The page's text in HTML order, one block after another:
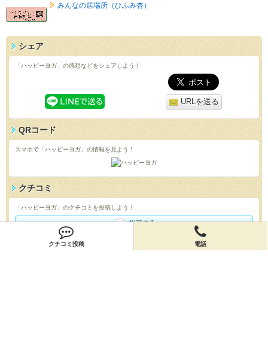
クチコミ投稿 電話
みんなの居場所（ひふみ杏）
シェア
「ハッピーヨガ」の感想などをシェアしよう！
URLを送る
QRコード
スマホで「ハッピーヨガ」の情報を見よう！
クチコミ
「ハッピーヨガ」のクチコミを投稿しよう！
投稿する
店舗情報